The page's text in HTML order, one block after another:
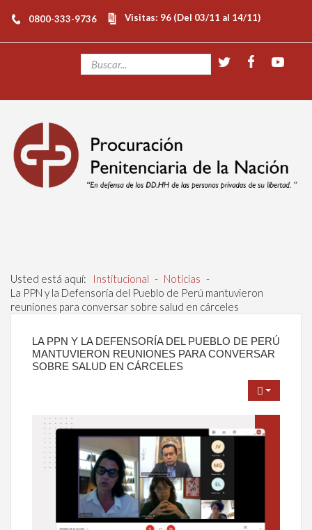
0800-333-9736 Visitas: 96 (Del 03/11 al 14/11)
Usted está aquí: Institucional - Noticias -
La PPN y la Defensoría del Pueblo de Perú mantuvieron
reuniones para conversar sobre salud en cárceles
LA PPN Y LA DEFENSORÍA DEL PUEBLO DE PERÚ
MANTUVIERON REUNIONES PARA CONVERSAR
SOBRE SALUD EN CÁRCELES